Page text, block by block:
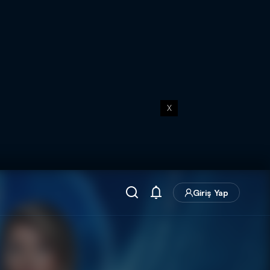
X
Giriş Yap